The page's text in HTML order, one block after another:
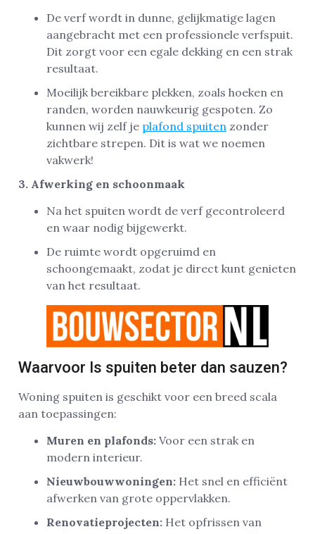
De verf wordt in dunne, gelijkmatige lagen
aangebracht met een professionele verfspuit.
Dit zorgt voor een egale dekking en een strak
resultaat.
Moeilijk bereikbare plekken, zoals hoeken en
randen, worden nauwkeurig gespoten. Zo
kunnen wij zelf je plafond spuiten zonder
zichtbare strepen. Dit is wat we noemen
vakwerk!
3. Afwerking en schoonmaak
Na het spuiten wordt de verf gecontroleerd
en waar nodig bijgewerkt.
De ruimte wordt opgeruimd en
schoongemaakt, zodat je direct kunt genieten
van het resultaat.
Waarvoor Is spuiten beter dan sauzen?
Woning spuiten is geschikt voor een breed scala
aan toepassingen:
Muren en plafonds: Voor een strak en
modern interieur.
Nieuwbouwwoningen: Het snel en efficiënt
afwerken van grote oppervlakken.
Renovatieprojecten: Het opfrissen van